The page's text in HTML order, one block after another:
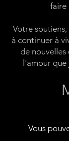
faire
Votre
à continuer à
de
l'amour
Vous